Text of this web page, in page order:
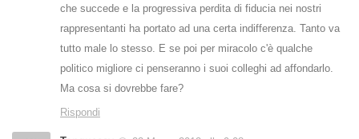
che succede e la progressiva perdita di fiducia nei nostri
rappresentanti ha portato ad una certa indifferenza. Tanto va
tutto male lo stesso. E se poi per miracolo c'è qualche
politico migliore ci penseranno i suoi colleghi ad affondarlo.
Ma cosa si dovrebbe fare?
Rispondi